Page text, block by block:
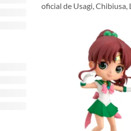
oficial de Usagi, Chibiusa,